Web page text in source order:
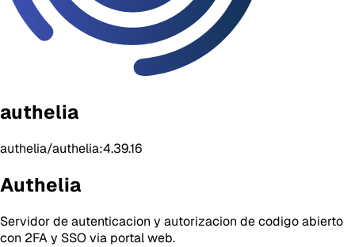
authelia
authelia/authelia:4.39.16
Authelia
Servidor de autenticacion y autorizacion de codigo abierto
con 2FA y SSO via portal web.